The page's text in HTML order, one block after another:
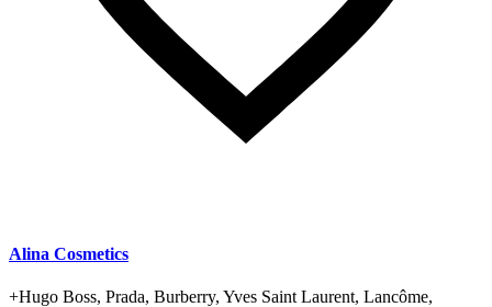
Alina Cosmetics
+Hugo Boss, Prada, Burberry, Yves Saint Laurent, Lancôme,